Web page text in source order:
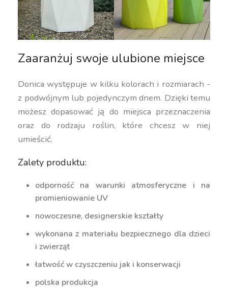
Zaaranżuj swoje ulubione miejsce
Donica występuje w kilku kolorach i rozmiarach -
z podwójnym lub pojedynczym dnem. Dzięki temu
możesz dopasować ją do miejsca przeznaczenia
oraz do rodzaju roślin, które chcesz w niej
umieścić.
Zalety produktu:
odporność na warunki atmosferyczne i na
promieniowanie UV
nowoczesne, designerskie kształty
wykonana z materiału bezpiecznego dla dzieci
i zwierząt
łatwość w czyszczeniu jak i konserwacji
polska produkcja